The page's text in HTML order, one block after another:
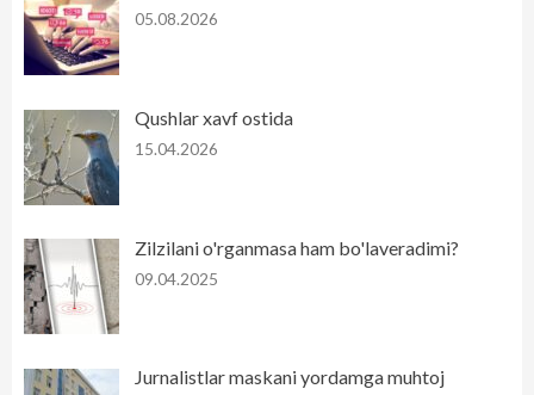
05.08.2026
Qushlar xavf ostida
15.04.2026
Zilzilani o'rganmasa ham bo'laveradimi?
09.04.2025
Jurnalistlar maskani yordamga muhtoj